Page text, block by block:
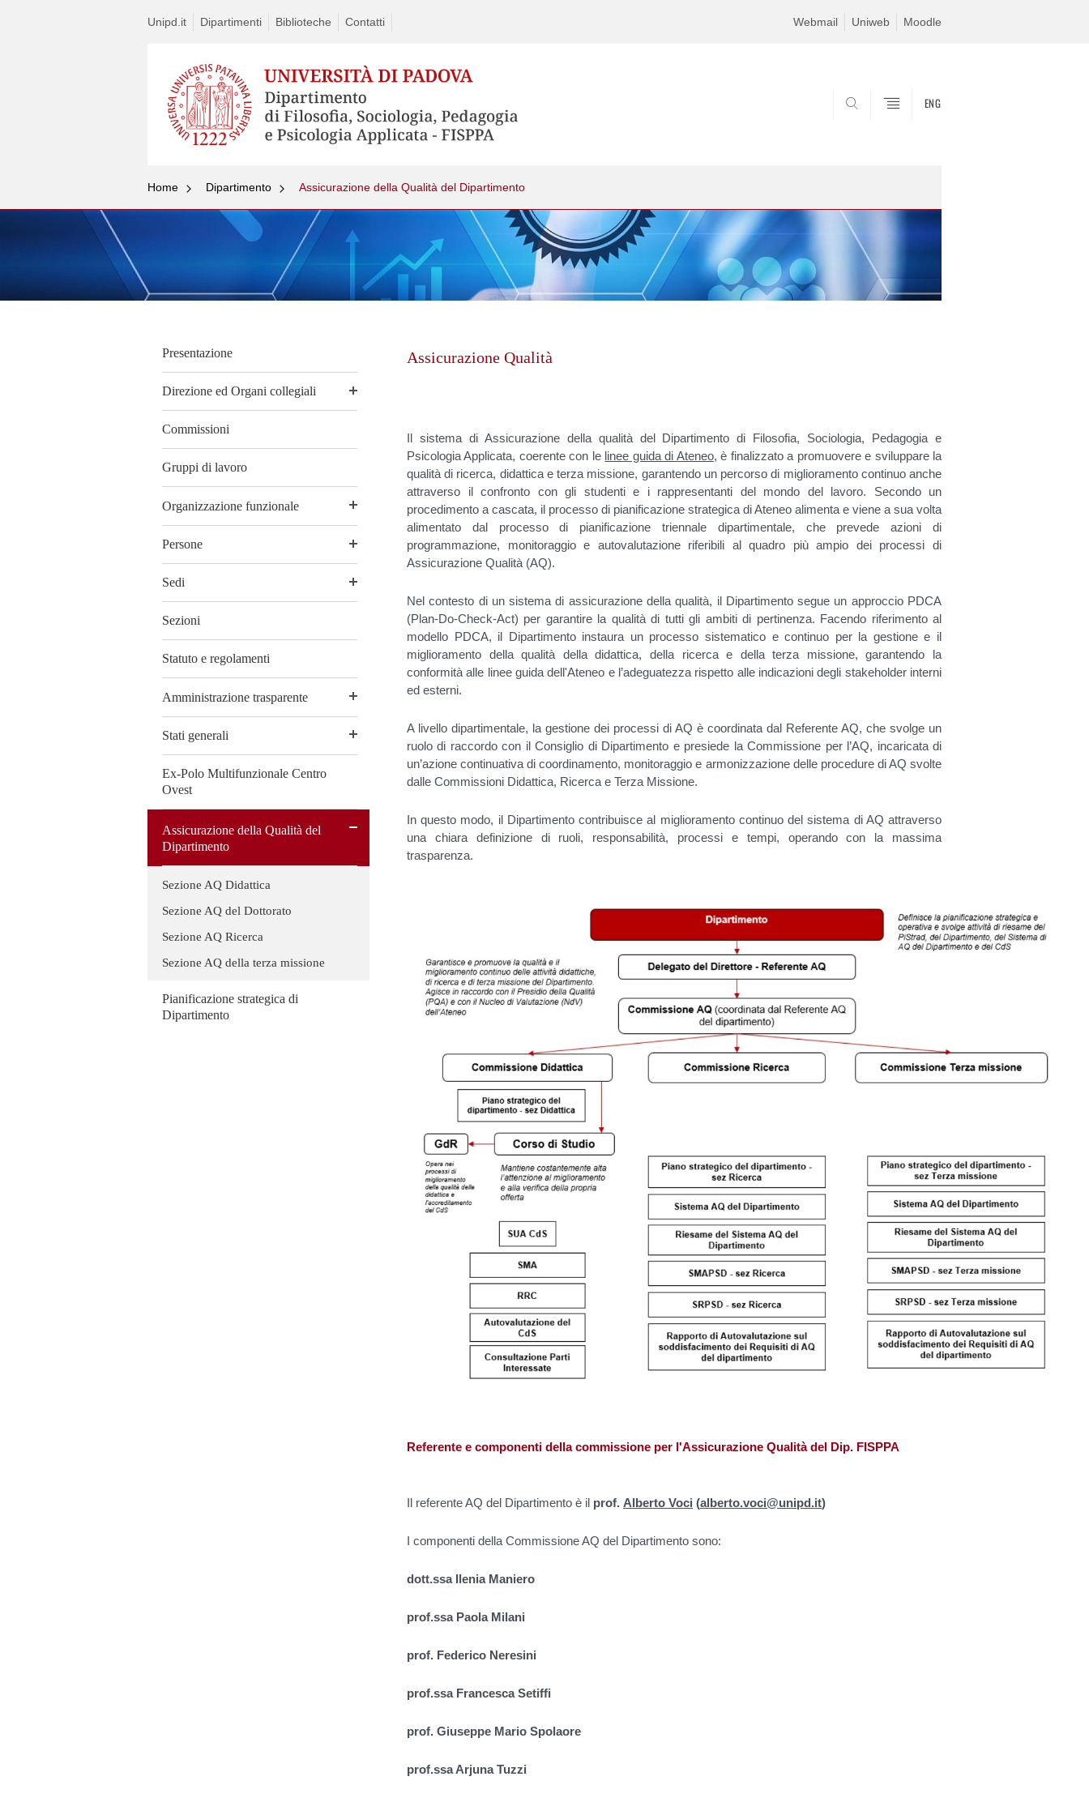
Unipd.it Dipartimenti Biblioteche Contatti Webmail Uniweb Moodle
ENG
Home Dipartimento Assicurazione della Qualità del Dipartimento
Presentazione
Direzione ed Organi collegiali
Commissioni
Gruppi di lavoro
Organizzazione funzionale
Persone
Sedi
Sezioni
Statuto e regolamenti
Amministrazione trasparente
Stati generali
Ex-Polo Multifunzionale Centro
Ovest
Assicurazione della Qualità del
Dipartimento
Sezione AQ Didattica
Sezione AQ del Dottorato
Sezione AQ Ricerca
Sezione AQ della terza missione
Pianificazione strategica di
Dipartimento
content
Assicurazione Qualità
Il sistema di Assicurazione della qualità del Dipartimento di Filosofia, Sociologia, Pedagogia e
Psicologia Applicata, coerente con le linee guida di Ateneo, è finalizzato a promuovere e sviluppare la
qualità di ricerca, didattica e terza missione, garantendo un percorso di miglioramento continuo anche
attraverso il confronto con gli studenti e i rappresentanti del mondo del lavoro. Secondo un
procedimento a cascata, il processo di pianificazione strategica di Ateneo alimenta e viene a sua volta
alimentato dal processo di pianificazione triennale dipartimentale, che prevede azioni di
programmazione, monitoraggio e autovalutazione riferibili al quadro più ampio dei processi di
Assicurazione Qualità (AQ).
Nel contesto di un sistema di assicurazione della qualità, il Dipartimento segue un approccio PDCA
(Plan-Do-Check-Act) per garantire la qualità di tutti gli ambiti di pertinenza. Facendo riferimento al
modello PDCA, il Dipartimento instaura un processo sistematico e continuo per la gestione e il
miglioramento della qualità della didattica, della ricerca e della terza missione, garantendo la
conformità alle linee guida dell'Ateneo e l’adeguatezza rispetto alle indicazioni degli stakeholder interni
ed esterni.
A livello dipartimentale, la gestione dei processi di AQ è coordinata dal Referente AQ, che svolge un
ruolo di raccordo con il Consiglio di Dipartimento e presiede la Commissione per l’AQ, incaricata di
un’azione continuativa di coordinamento, monitoraggio e armonizzazione delle procedure di AQ svolte
dalle Commissioni Didattica, Ricerca e Terza Missione.
In questo modo, il Dipartimento contribuisce al miglioramento continuo del sistema di AQ attraverso
una chiara definizione di ruoli, responsabilità, processi e tempi, operando con la massima
trasparenza.
Referente e componenti della commissione per l'Assicurazione Qualità del Dip. FISPPA
Il referente AQ del Dipartimento è il prof. Alberto Voci (alberto.voci@unipd.it)
I componenti della Commissione AQ del Dipartimento sono:
dott.ssa Ilenia Maniero
prof.ssa Paola Milani
prof. Federico Neresini
prof.ssa Francesca Setiffi
prof. Giuseppe Mario Spolaore
prof.ssa Arjuna Tuzzi